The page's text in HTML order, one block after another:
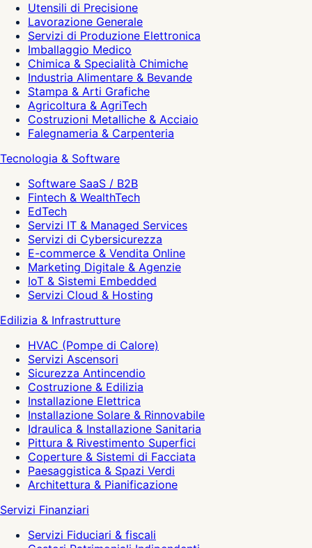
Utensili di Precisione
Lavorazione Generale
Servizi di Produzione Elettronica
Imballaggio Medico
Chimica & Specialità Chimiche
Industria Alimentare & Bevande
Stampa & Arti Grafiche
Agricoltura & AgriTech
Costruzioni Metalliche & Acciaio
Falegnameria & Carpenteria
Tecnologia & Software
Software SaaS / B2B
Fintech & WealthTech
EdTech
Servizi IT & Managed Services
Servizi di Cybersicurezza
E-commerce & Vendita Online
Marketing Digitale & Agenzie
IoT & Sistemi Embedded
Servizi Cloud & Hosting
Edilizia & Infrastrutture
HVAC (Pompe di Calore)
Servizi Ascensori
Sicurezza Antincendio
Costruzione & Edilizia
Installazione Elettrica
Installazione Solare & Rinnovabile
Idraulica & Installazione Sanitaria
Pittura & Rivestimento Superfici
Coperture & Sistemi di Facciata
Paesaggistica & Spazi Verdi
Architettura & Pianificazione
Servizi Finanziari
Servizi Fiduciari & fiscali